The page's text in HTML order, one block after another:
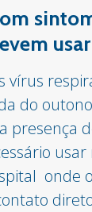
vírus
do
presença
usar
onde